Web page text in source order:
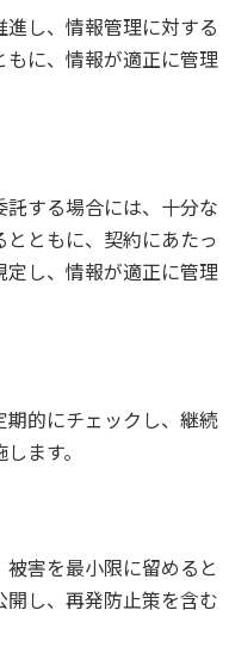
し、情報管理に対する
に、情報が適正に管理
する場合には、十分な
ともに、契約にあたっ
し、情報が適正に管理
的にチェックし、継続
ます。
害を最小限に留めると
し、再発防止策を含む